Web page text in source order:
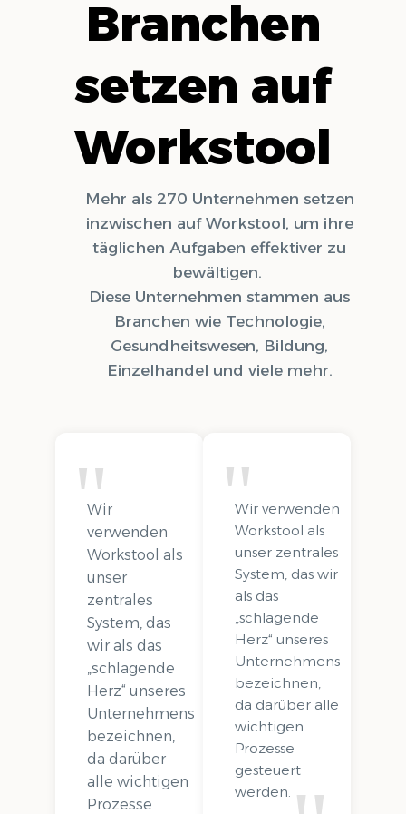
Branchen
setzen auf
Workstool
Mehr als 270 Unternehmen setzen
inzwischen auf Workstool, um ihre
täglichen Aufgaben effektiver zu
bewältigen.
Diese Unternehmen stammen aus
Branchen wie Technologie,
Gesundheitswesen, Bildung,
Einzelhandel und viele mehr.
Wir
verwenden
Workstool als
unser
zentrales
System, das
wir als das
„schlagende
Herz“ unseres
Unternehmens
bezeichnen,
da darüber
alle wichtigen
Prozesse
Wir verwenden
Workstool als
unser zentrales
System, das wir
als das
„schlagende
Herz“ unseres
Unternehmens
bezeichnen,
da darüber alle
wichtigen
Prozesse
gesteuert
werden.